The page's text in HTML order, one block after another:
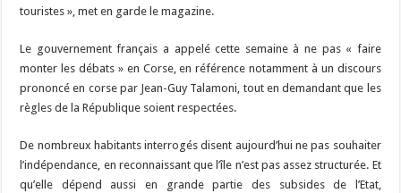
touristes », met en garde le magazine.
Le gouvernement français a appelé cette semaine à ne pas « faire
monter les débats » en Corse, en référence notamment à un discours
prononcé en corse par Jean-Guy Talamoni, tout en demandant que les
règles de la République soient respectées.
De nombreux habitants interrogés disent aujourd’hui ne pas souhaiter
l’indépendance, en reconnaissant que l’île n’est pas assez structurée. Et
qu’elle dépend aussi en grande partie des subsides de l’Etat,